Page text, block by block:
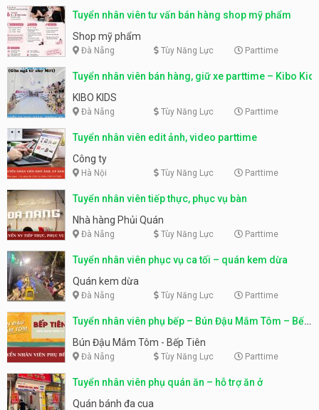
Tuyển nhân viên tư vấn bán hàng shop mỹ phẩm
Shop mỹ phẩm
Đà Nẵng Tùy Năng Lực Parttime
Tuyển nhân viên bán hàng, giữ xe parttime – Kibo Kid
KIBO KIDS
Đà Nẵng Tùy Năng Lực Parttime
Tuyển nhân viên edit ảnh, video parttime
Công ty
Hà Nội Tùy Năng Lực Parttime
Tuyển nhân viên tiếp thực, phục vụ bàn
Nhà hàng Phủi Quán
Đà Nẵng Tùy Năng Lực Parttime
Tuyển nhân viên phục vụ ca tối – quán kem dừa
Quán kem dừa
Đà Nẵng Tùy Năng Lực Parttime
Tuyển nhân viên phụ bếp – Bún Đậu Mắm Tôm – Bếp
Tiên
Bún Đậu Mắm Tôm - Bếp Tiên
Đà Nẵng Tùy Năng Lực Parttime
Tuyển nhân viên phụ quán ăn – hỗ trợ ăn ở
Quán bánh đa cua